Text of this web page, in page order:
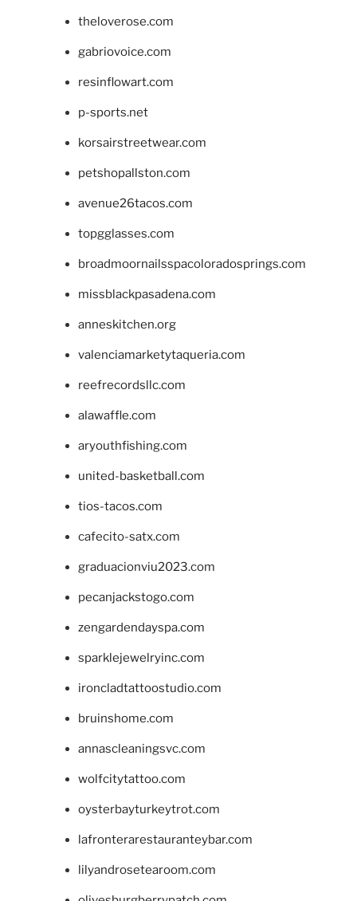
theloverose.com
gabriovoice.com
resinflowart.com
p-sports.net
korsairstreetwear.com
petshopallston.com
avenue26tacos.com
topgglasses.com
broadmoornailsspacoloradosprings.com
missblackpasadena.com
anneskitchen.org
valenciamarketytaqueria.com
reefrecordsllc.com
alawaffle.com
aryouthfishing.com
united-basketball.com
tios-tacos.com
cafecito-satx.com
graduacionviu2023.com
pecanjackstogo.com
zengardendayspa.com
sparklejewelryinc.com
ironcladtattoostudio.com
bruinshome.com
annascleaningsvc.com
wolfcitytattoo.com
oysterbayturkeytrot.com
lafronterarestauranteybar.com
lilyandrosetearoom.com